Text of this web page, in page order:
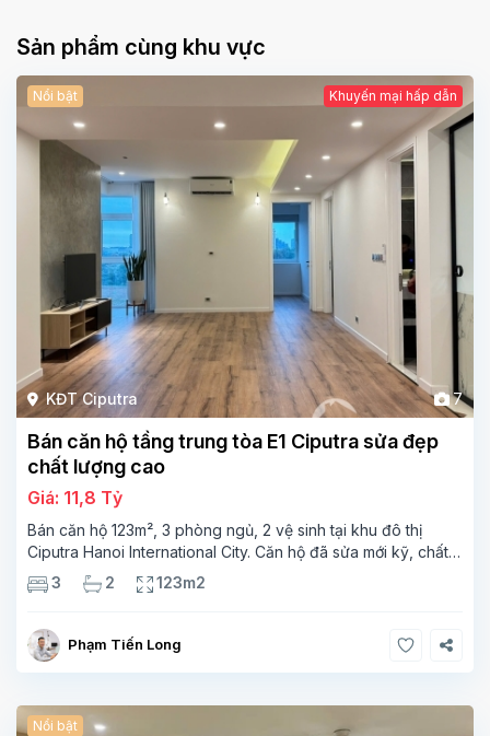
Sản phẩm cùng khu vực
KĐT Ciputra 7
Nổi bật Khuyến mại hấp dẫn
Bán căn hộ tầng trung tòa E1 Ciputra sửa đẹp
chất lượng cao
Giá: 11,8 Tỷ
Bán căn hộ 123m², 3 phòng ngủ, 2 vệ sinh tại khu đô thị
Ciputra Hanoi International City. Căn hộ đã sửa mới kỹ, chất
lượng cao, sàn gỗ, bếp hiện đại, không gian thoáng sáng.
3 2 123m2
Phạm Tiến Long
Nổi bật